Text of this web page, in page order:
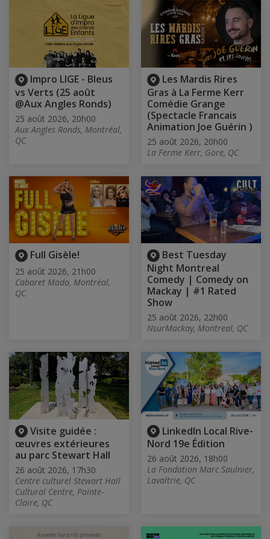
Impro LIGE - Bleus
vs Verts (25 août
@Aux Angles Ronds)
25 août 2026, 20h00
Aux Angles Ronds, Montréal,
QC
Les Mardis Rires
Gras à La Ferme Kerr
Comédie Grange
(Spectacle Francais
Animation Joe Guérin )
25 août 2026, 20h00
La Ferme Kerr, Gore, QC
Full Gisèle!
25 août 2026, 21h00
Cabaret Mado, Montréal,
QC
Best Tuesday
Night Montreal
Comedy | Comedy on
Mackay | #1 Rated
Show
25 août 2026, 22h00
NsurMackay, Montreal, QC
Visite guidée :
œuvres extérieures
au parc Stewart Hall
26 août 2026, 17h30
Centre culturel Stewart Hall
Cultural Centre, Pointe-
Claire, QC
LinkedIn Local Rive-
Nord 19e Édition
26 août 2026, 18h00
La Fondation Marc Saulnier,
Lavaltrie, QC